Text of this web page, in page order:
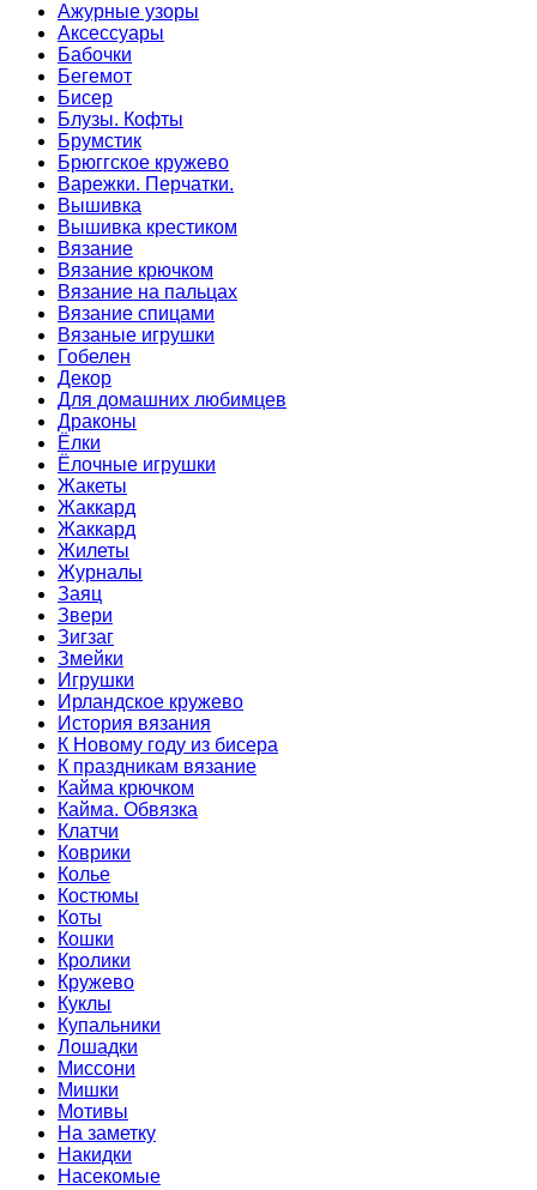
Ажурные узоры
Аксессуары
Бабочки
Бегемот
Бисер
Блузы. Кофты
Брумстик
Брюггское кружево
Варежки. Перчатки.
Вышивка
Вышивка крестиком
Вязание
Вязание крючком
Вязание на пальцах
Вязание спицами
Вязаные игрушки
Гобелен
Декор
Для домашних любимцев
Драконы
Ёлки
Ёлочные игрушки
Жакеты
Жаккард
Жаккард
Жилеты
Журналы
Заяц
Звери
Зигзаг
Змейки
Игрушки
Ирландское кружево
История вязания
К Новому году из бисера
К праздникам вязание
Кайма крючком
Кайма. Обвязка
Клатчи
Коврики
Колье
Костюмы
Коты
Кошки
Кролики
Кружево
Куклы
Купальники
Лошадки
Миссони
Мишки
Мотивы
На заметку
Накидки
Насекомые